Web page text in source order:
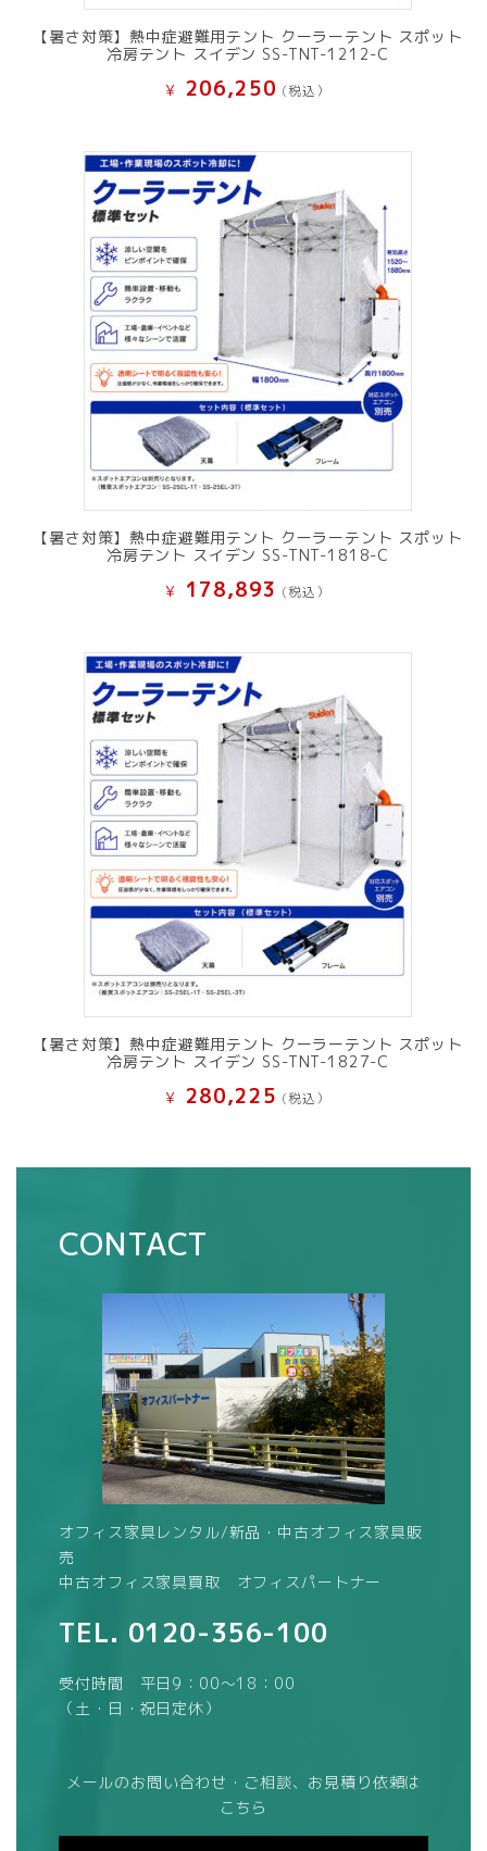
【暑さ対策】熱中症避難用テント クーラーテント スポット
冷房テント スイデン SS-TNT-1212-C
¥ 206,250 (税込）
【暑さ対策】熱中症避難用テント クーラーテント スポット
冷房テント スイデン SS-TNT-1818-C
¥ 178,893 (税込）
【暑さ対策】熱中症避難用テント クーラーテント スポット
冷房テント スイデン SS-TNT-1827-C
¥ 280,225 (税込）
CONTACT
オフィス家具レンタル/新品・中古オフィス家具販
売
中古オフィス家具買取 オフィスパートナー
TEL. 0120-356-100
受付時間 平日9：00～18：00
（土・日・祝日定休）
メールのお問い合わせ・ご相談、お見積り依頼は
こちら